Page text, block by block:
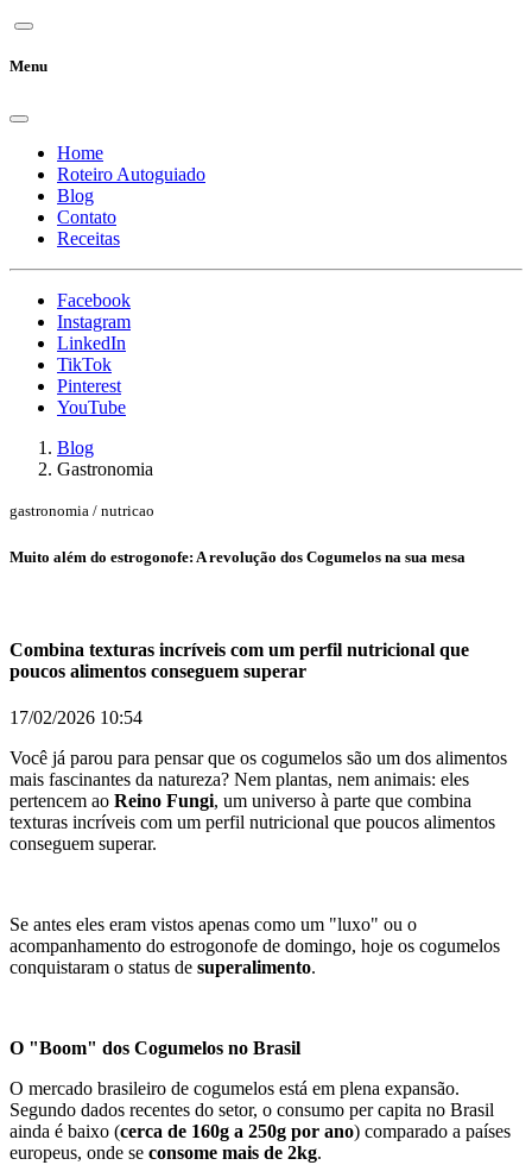
Menu
Home
Roteiro Autoguiado
Blog
Contato
Receitas
Facebook
Instagram
LinkedIn
TikTok
Pinterest
YouTube
Blog
Gastronomia
gastronomia / nutricao
Muito além do estrogonofe: A revolução dos Cogumelos na sua mesa
Combina texturas incríveis com um perfil nutricional que
poucos alimentos conseguem superar
17/02/2026 10:54
Você já parou para pensar que os cogumelos são um dos alimentos
mais fascinantes da natureza? Nem plantas, nem animais: eles
pertencem ao Reino Fungi, um universo à parte que combina
texturas incríveis com um perfil nutricional que poucos alimentos
conseguem superar.
Se antes eles eram vistos apenas como um "luxo" ou o
acompanhamento do estrogonofe de domingo, hoje os cogumelos
conquistaram o status de superalimento.
O "Boom" dos Cogumelos no Brasil
O mercado brasileiro de cogumelos está em plena expansão.
Segundo dados recentes do setor, o consumo per capita no Brasil
ainda é baixo (cerca de 160g a 250g por ano) comparado a países
europeus, onde se consome mais de 2kg.